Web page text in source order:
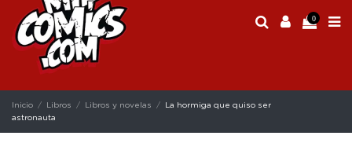
0
Inicio Libros Libros y novelas
La hormiga que quiso ser
astronauta